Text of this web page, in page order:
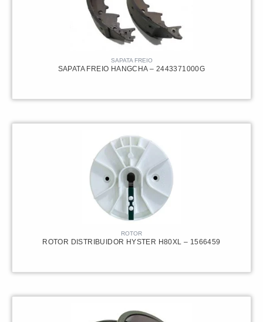
SAPATA FREIO
SAPATA FREIO HANGCHA – 2443371000G
ROTOR
ROTOR DISTRIBUIDOR HYSTER H80XL – 1566459